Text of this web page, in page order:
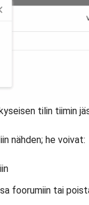
tilin tiimin
nähden; he voivat:
foorumiin tai